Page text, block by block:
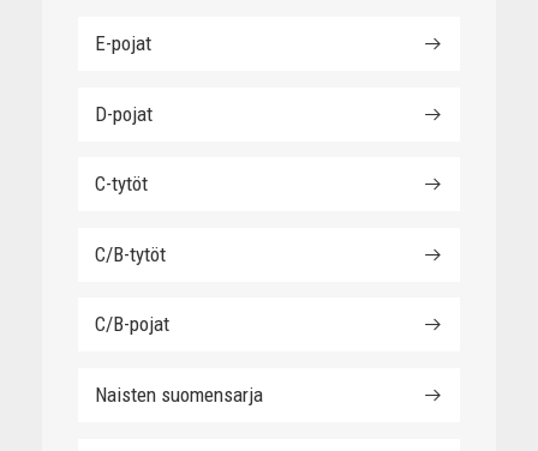
E-pojat
D-pojat
C-tytöt
C/B-tytöt
C/B-pojat
Naisten suomensarja